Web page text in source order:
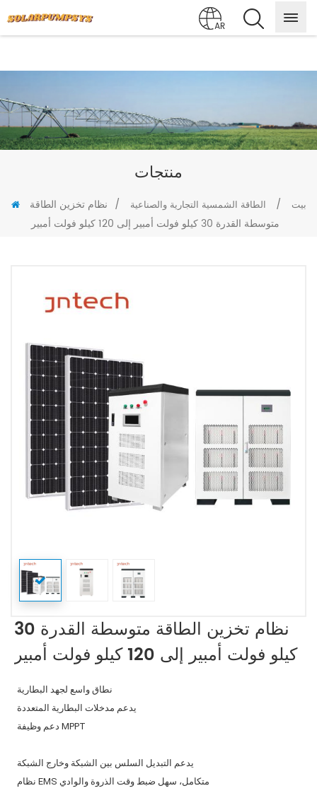
AR
منتجات
بيت / الطاقة الشمسية التجارية والصناعية / نظام تخزين الطاقة
متوسطة القدرة 30 كيلو فولت أمبير إلى 120 كيلو فولت أمبير
نظام تخزين الطاقة متوسطة القدرة 30
كيلو فولت أمبير إلى 120 كيلو فولت أمبير
نطاق واسع لجهد البطارية
يدعم مدخلات البطارية المتعددة
دعم وظيفة MPPT
يدعم التبديل السلس بين الشبكة وخارج الشبكة
نظام EMS متكامل، سهل ضبط وقت الذروة والوادي